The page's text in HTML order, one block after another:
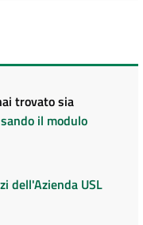
trovato sia
il modulo
dell'Azienda USL